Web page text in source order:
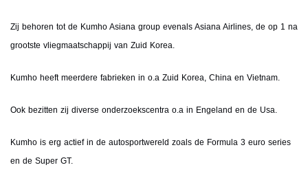
Zij behoren tot de Kumho Asiana group evenals Asiana Airlines, de op 1 na
grootste vliegmaatschappij van Zuid Korea.
Kumho heeft meerdere fabrieken in o.a Zuid Korea, China en Vietnam.
Ook bezitten zij diverse onderzoekscentra o.a in Engeland en de Usa.
Kumho is erg actief in de autosportwereld zoals de Formula 3 euro series
en de Super GT.